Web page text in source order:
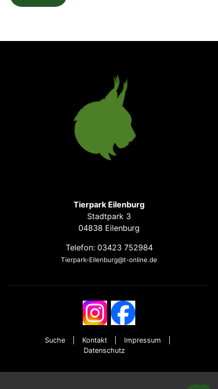
Tierpark Eilenburg
Stadtpark 3
04838 Eilenburg
Telefon: 03423 752984
Tierpark-Eilenburg@t-online.de
Suche Kontakt
Impressum
Datenschutz